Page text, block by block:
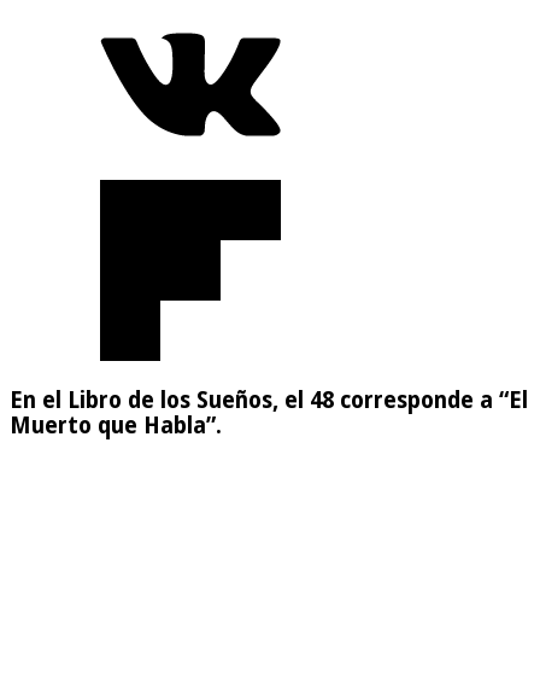
En el Libro de los Sueños, el 48 corresponde a “El
Muerto que Habla”.